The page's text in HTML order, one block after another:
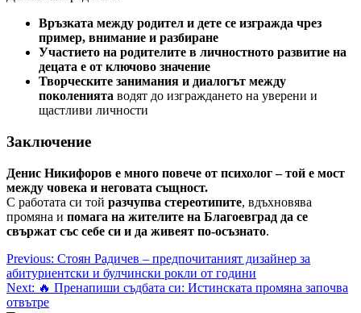
Връзката между родител и дете се изгражда чрез
пример, внимание и разбиране
Участието на родителите в личностното развитие на
децата е от ключово значение
Творческите занимания и диалогът между
поколенията водят до изграждането на уверени и
щастливи личности
Заключение
Денис Никифоров е много повече от психолог – той е мост
между човека и неговата същност.
С работата си той разчупва стереотипите, вдъхновява
промяна и помага на жителите на Благоевград да се
свържат със себе си и да живеят по-осъзнато.
Post
navigation
Previous: Стоян Радичев – предпочитаният дизайнер за
абитуриентски и булчински рокли от години
Next: 🔥 Пренапиши съдбата си: Истинската промяна започва
отвътре